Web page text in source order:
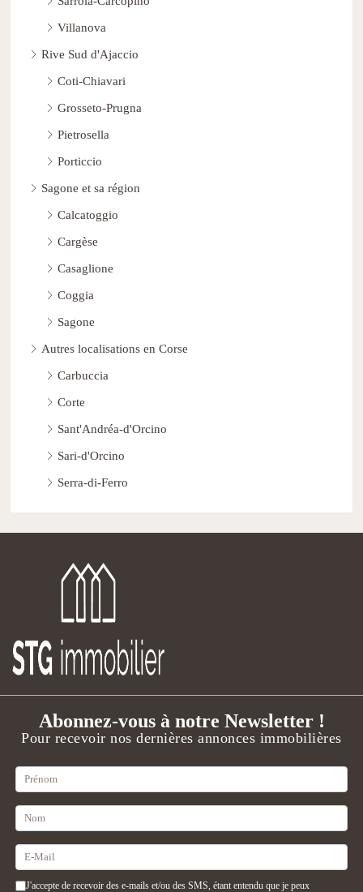
Villanova
Rive Sud d'Ajaccio
Coti-Chiavari
Grosseto-Prugna
Pietrosella
Porticcio
Sagone et sa région
Calcatoggio
Cargèse
Casaglione
Coggia
Sagone
Autres localisations en Corse
Carbuccia
Corte
Sant'Andréa-d'Orcino
Sari-d'Orcino
Serra-di-Ferro
Abonnez-vous à notre Newsletter !
Pour recevoir nos dernières annonces immobilières
J'accepte de recevoir des e-mails et/ou des SMS, étant entendu que je peux